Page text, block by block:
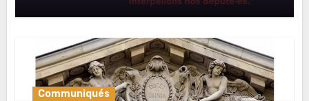
Communiqués